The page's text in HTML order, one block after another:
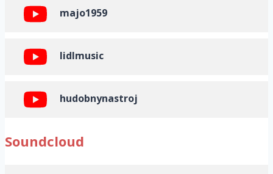
majo1959
lidlmusic
hudobnynastroj
Soundcloud